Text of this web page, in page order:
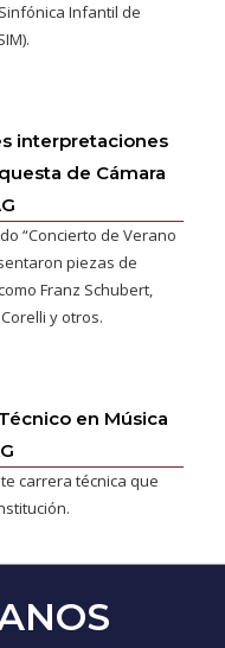
Infantil de
interpretaciones
de Cámara
“Concierto de Verano
piezas de
Franz Schubert,
y otros.
en Música
carrera técnica que